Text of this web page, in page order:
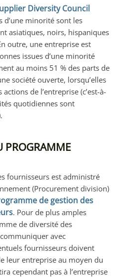
Diversity Council
d’une minorité sont les
asiatiques, noirs, hispaniques
outre, une entreprise est
issues d’une minorité
au moins 51 % des parts de
société ouverte, lorsqu’elles
de l’entreprise (c’est-à-
quotidiennes sont
PROGRAMME
fournisseurs est administré
(Procurement division)
de gestion des
. Pour de plus amples
de diversité des
avec
fournisseurs doivent
leur entreprise au moyen du
cependant pas à l’entreprise